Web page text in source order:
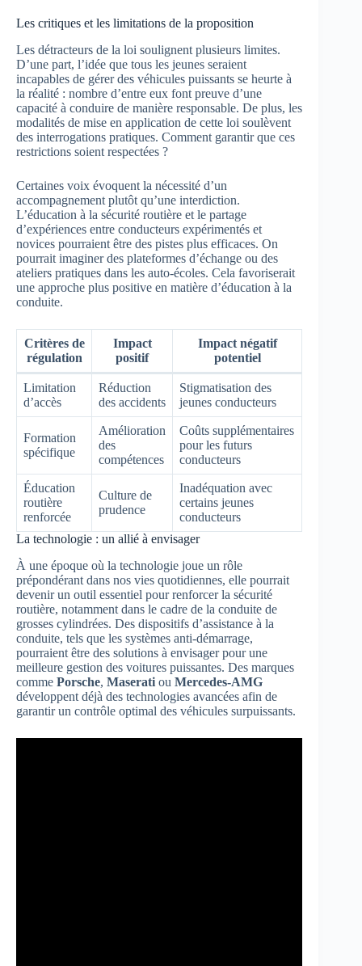
Les critiques et les limitations de la proposition
Les détracteurs de la loi soulignent plusieurs limites.
D’une part, l’idée que tous les jeunes seraient
incapables de gérer des véhicules puissants se heurte à
la réalité : nombre d’entre eux font preuve d’une
capacité à conduire de manière responsable. De plus, les
modalités de mise en application de cette loi soulèvent
des interrogations pratiques. Comment garantir que ces
restrictions soient respectées ?
Certaines voix évoquent la nécessité d’un
accompagnement plutôt qu’une interdiction.
L’éducation à la sécurité routière et le partage
d’expériences entre conducteurs expérimentés et
novices pourraient être des pistes plus efficaces. On
pourrait imaginer des plateformes d’échange ou des
ateliers pratiques dans les auto-écoles. Cela favoriserait
une approche plus positive en matière d’éducation à la
conduite.
Critères de
régulation
Impact
positif
Impact négatif
potentiel
Limitation
d’accès
Réduction
des accidents
Stigmatisation des
jeunes conducteurs
Formation
spécifique
Amélioration
des
compétences
Coûts supplémentaires
pour les futurs
conducteurs
Éducation
routière
renforcée
Culture de
prudence
Inadéquation avec
certains jeunes
conducteurs
La technologie : un allié à envisager
À une époque où la technologie joue un rôle
prépondérant dans nos vies quotidiennes, elle pourrait
devenir un outil essentiel pour renforcer la sécurité
routière, notamment dans le cadre de la conduite de
grosses cylindrées. Des dispositifs d’assistance à la
conduite, tels que les systèmes anti-démarrage,
pourraient être des solutions à envisager pour une
meilleure gestion des voitures puissantes. Des marques
comme Porsche, Maserati ou Mercedes-AMG
développent déjà des technologies avancées afin de
garantir un contrôle optimal des véhicules surpuissants.